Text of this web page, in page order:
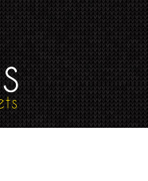
check the manual that